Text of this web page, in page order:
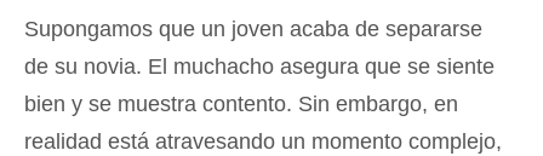
Supongamos que un joven acaba de separarse
de su novia. El muchacho asegura que se siente
bien y se muestra contento. Sin embargo, en
realidad está atravesando un momento complejo,